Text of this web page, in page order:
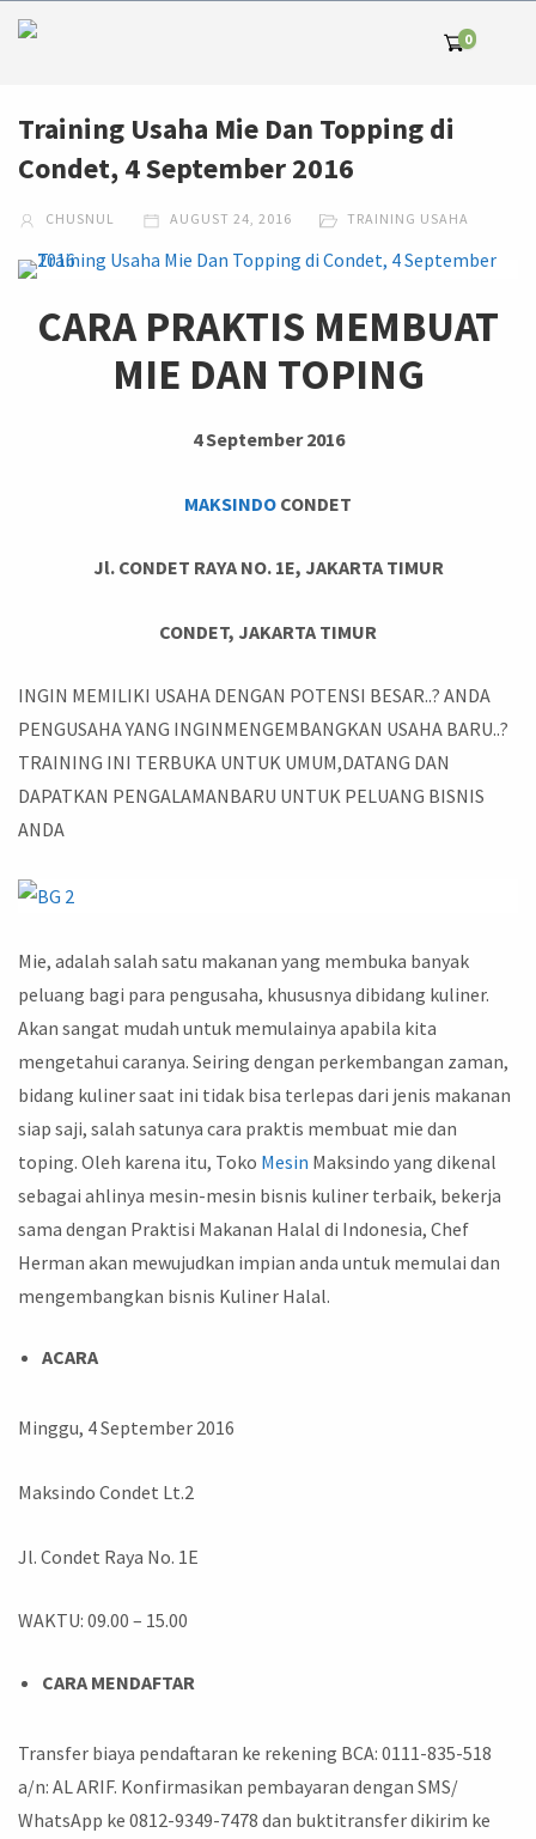
0
Training Usaha Mie Dan Topping di
Condet, 4 September 2016
CHUSNUL AUGUST 24, 2016 TRAINING USAHA
CARA PRAKTIS MEMBUAT
MIE DAN TOPING
4 September 2016
MAKSINDO CONDET
Jl. CONDET RAYA NO. 1E, JAKARTA TIMUR
CONDET, JAKARTA TIMUR
INGIN MEMILIKI USAHA DENGAN POTENSI BESAR..? ANDA
PENGUSAHA YANG INGINMENGEMBANGKAN USAHA BARU..?
TRAINING INI TERBUKA UNTUK UMUM,DATANG DAN
DAPATKAN PENGALAMANBARU UNTUK PELUANG BISNIS
ANDA
Mie, adalah salah satu makanan yang membuka banyak
peluang bagi para pengusaha, khususnya dibidang kuliner.
Akan sangat mudah untuk memulainya apabila kita
mengetahui caranya. Seiring dengan perkembangan zaman,
bidang kuliner saat ini tidak bisa terlepas dari jenis makanan
siap saji, salah satunya cara praktis membuat mie dan
toping. Oleh karena itu, Toko Mesin Maksindo yang dikenal
sebagai ahlinya mesin-mesin bisnis kuliner terbaik, bekerja
sama dengan Praktisi Makanan Halal di Indonesia, Chef
Herman akan mewujudkan impian anda untuk memulai dan
mengembangkan bisnis Kuliner Halal.
ACARA
Minggu, 4 September 2016
Maksindo Condet Lt.2
Jl. Condet Raya No. 1E
WAKTU: 09.00 – 15.00
CARA MENDAFTAR
Transfer biaya pendaftaran ke rekening BCA: 0111-835-518
a/n: AL ARIF. Konfirmasikan pembayaran dengan SMS/
WhatsApp ke 0812-9349-7478 dan buktitransfer dikirim ke